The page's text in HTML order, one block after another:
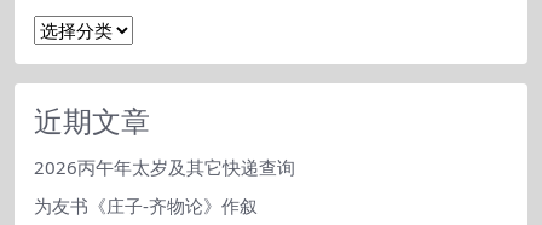
文
分
类
近期文章
2026丙午年太岁及其它快递查询
为友书《庄子-齐物论》作叙